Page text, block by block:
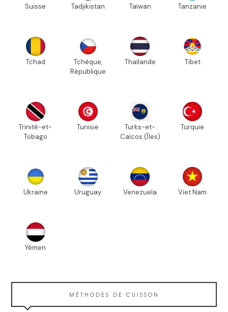
Suisse Tadjikistan Taïwan Tanzanie
Tchad
Tchèque,
République
Thaïlande Tibet
Trinité-et-
Tobago
Tunisie
Turks-et-
Caïcos (Îles)
Turquie
Ukraine Uruguay Venezuela Viet Nam
Yémen
MÉTHODES DE CUISSON